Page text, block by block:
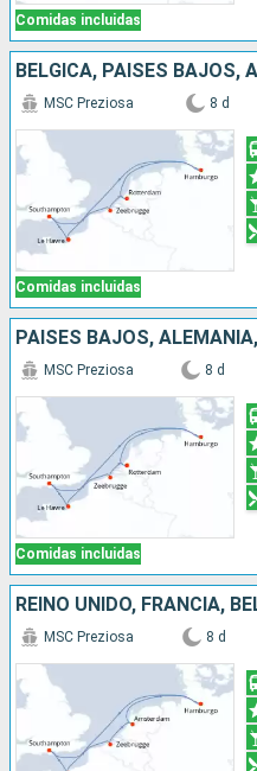
Comidas incluidas
Comidas incluidas
MSC Preziosa 8 d
Comidas incluidas
MSC Preziosa 8 d
MSC Preziosa 8 d